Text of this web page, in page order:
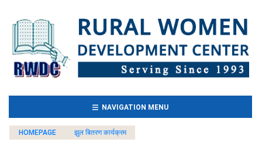
NAVIGATION MENU(CURRENT)
HOMEPAGE झुल बितरण कार्यक्रम